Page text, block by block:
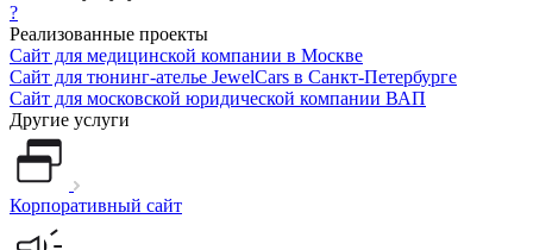
?
Реализованные проекты
Сайт для медицинской компании в Москве
Сайт для тюнинг-ателье JewelCars в Санкт-Петербурге
Сайт для московской юридической компании ВАП
Другие услуги
Корпоративный сайт